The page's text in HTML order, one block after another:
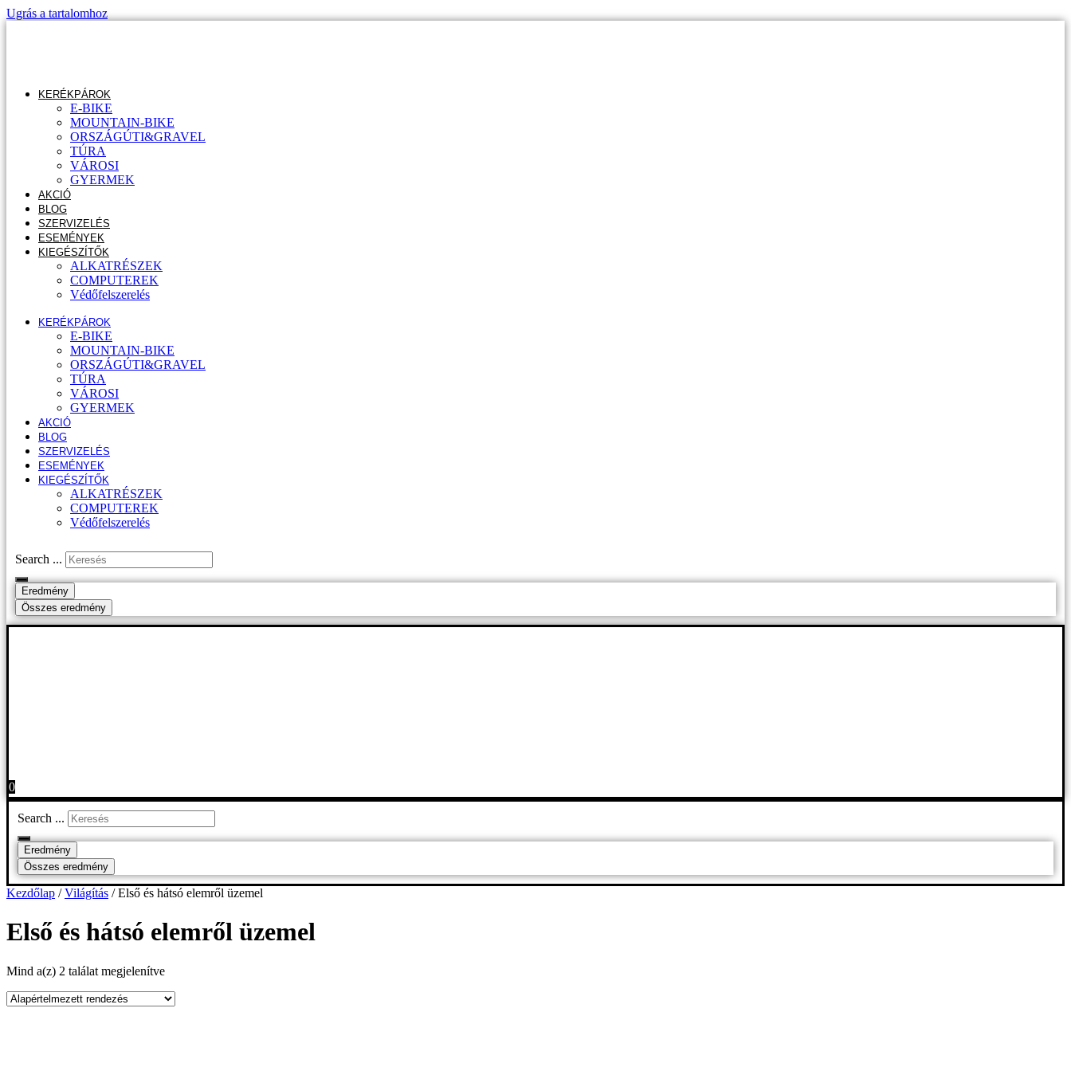
Ugrás a tartalomhoz
KERÉKPÁROK
E-BIKE
MOUNTAIN-BIKE
ORSZÁGÚTI&GRAVEL
TÚRA
VÁROSI
GYERMEK
AKCIÓ
BLOG
SZERVIZELÉS
ESEMÉNYEK
KIEGÉSZÍTŐK
ALKATRÉSZEK
COMPUTEREK
Védőfelszerelés
KERÉKPÁROK
E-BIKE
MOUNTAIN-BIKE
ORSZÁGÚTI&GRAVEL
TÚRA
VÁROSI
GYERMEK
AKCIÓ
BLOG
SZERVIZELÉS
ESEMÉNYEK
KIEGÉSZÍTŐK
ALKATRÉSZEK
COMPUTEREK
Védőfelszerelés
Search ...
Eredmény
Összes eredmény
0
Search ...
Eredmény
Összes eredmény
Kezdőlap /Világítás / Első és hátsó elemről üzemel
Első és hátsó elemről üzemel
Mind a(z) 2 találat megjelenítve